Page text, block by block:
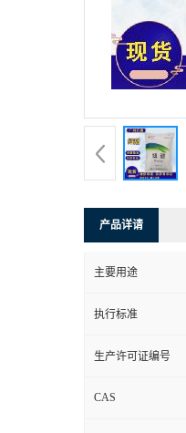
产品详请
主要用途
执行标准
生产许可证编号
CAS